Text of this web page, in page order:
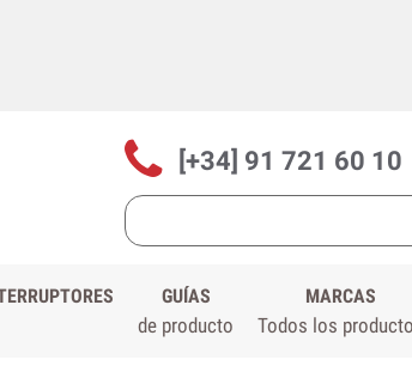
[+34] 91 721 60 10
GUÍAS
de producto
MARCAS
Todos los